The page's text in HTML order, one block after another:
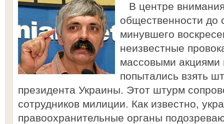
В центре
общественности до
минувшего
неизвестные
массовыми акциями
попытались взять
президента Украины. Этот штурм
сотрудников милиции. Как известно,
правоохранительные органы